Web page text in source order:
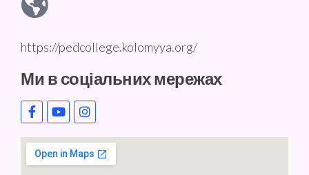
https://pedcollege.kolomyya.org/
Ми в соціальних мережах